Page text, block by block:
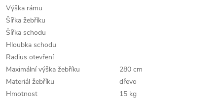
Výška rámu
Šířka žebříku
Šířka schodu
Hloubka schodu
Radius otevření
Maximální výška žebříku
280 cm
Materiál žebříku
dřevo
Hmotnost
15 kg